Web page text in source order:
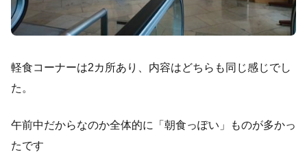
軽食コーナーは2カ所あり、内容はどちらも同じ感じでし
た。
午前中だからなのか全体的に「朝食っぽい」ものが多かっ
たです